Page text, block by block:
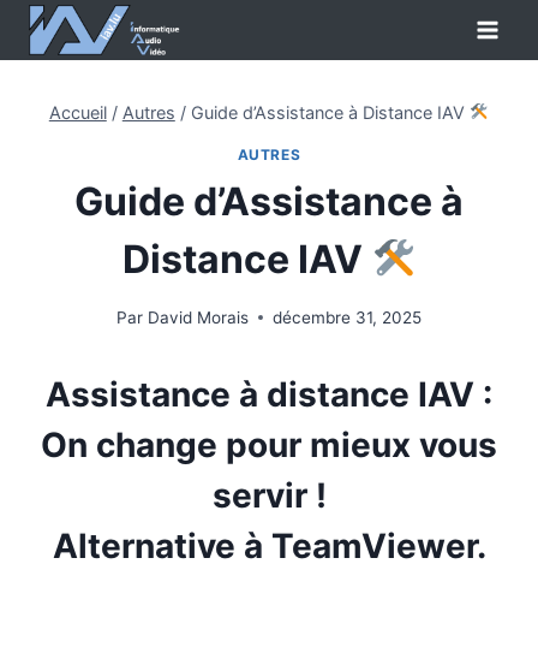
Aller
Accueil / Autres / Guide d’Assistance à Distance IAV
AUTRES
Guide d’Assistance à
Distance IAV
Par David Morais décembre 31, 2025
Assistance à distance IAV :
On change pour mieux vous
servir !
Alternative à TeamViewer.